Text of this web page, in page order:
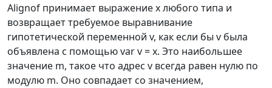
Alignof принимает выражение x любого типа и
возвращает требуемое выравнивание
гипотетической переменной v, как если бы v была
объявлена с помощью var v = x. Это наибольшее
значение m, такое что адрес v всегда равен нулю по
модулю m. Оно совпадает со значением,